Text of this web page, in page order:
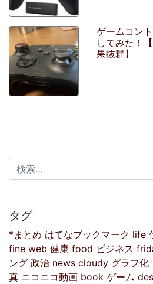
ゲームコン
してみた！
果抜群】
検索:
タグ
*まとめ はてなブックマーク life
fine web 健康 food ビジネス
ング 政治 news cloudy グラフ化
真 ニコニコ動画 book ゲーム